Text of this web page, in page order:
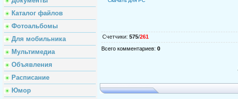
Каталог файлов
Фотоальбомы
Для мобильника
Мультимедиа
Объявления
Расписание
Юмор
Счетчики: 575/261
Всего комментариев: 0